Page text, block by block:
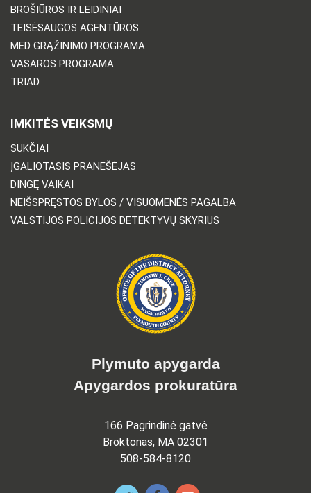
BROŠIŪROS IR LEIDINIAI
TEISĖSAUGOS AGENTŪROS
MED GRĄŽINIMO PROGRAMA
VASAROS PROGRAMA
TRIAD
IMKITĖS VEIKSMŲ
SUKČIAI
ĮGALIOTASIS PRANEŠĖJAS
DINGĘ VAIKAI
NEIŠSPRĘSTOS BYLOS / VISUOMENĖS PAGALBA
VALSTIJOS POLICIJOS DETEKTYVŲ SKYRIUS
Plymuto apygarda
Apygardos prokuratūra
166 Pagrindinė gatvė
Broktonas, MA 02301
508-584-8120